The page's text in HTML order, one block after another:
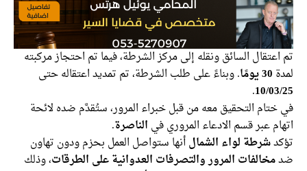
تم اعتقال السائق ونقله إلى مركز الشرطة، فيما تم احتجاز مركبته
لمدة 30 يومًا
. وبناءً على طلب الشرطة، تم تمديد اعتقاله حتى
10/03/25
.
في ختام التحقيق معه من قبل خبراء المرور، ستُقدَّم ضده لائحة
اتهام عبر قسم الادعاء المروري في الناصرة.
تؤكدشرطة لواء الشمالأنها ستواصل العمل بحزم ودون تهاون
ضدمخالفات المرور والتصرفات العدوانية على الطرقات، وذلك